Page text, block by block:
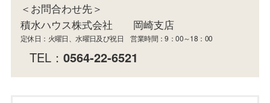
＜お問合わせ先＞
積水ハウス株式会社 岡崎支店
定休日：火曜日、水曜日及び祝日 営業時間：9：00～18：00
TEL：0564-22-6521